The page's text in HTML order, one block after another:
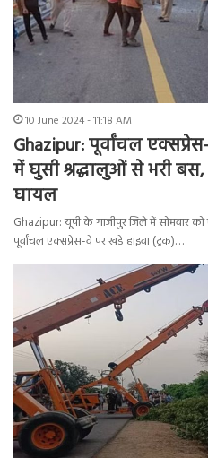
10 June 2024 - 11:18 AM
Ghazipur: पूर्वांचल
में घुसी श्रद्धालुओं से भरी
घायल
Ghazipur: यूपी के गाजीपुर जिले में सोमवार
पूर्वांचल एक्सप्रेस-वे पर खड़े हाइवा (ट्रक)…